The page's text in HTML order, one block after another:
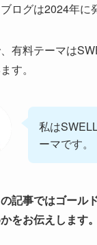
ログは2024年に
有料テーマは
す。
私は
ーマです。
記事ではゴール
をお伝えします。